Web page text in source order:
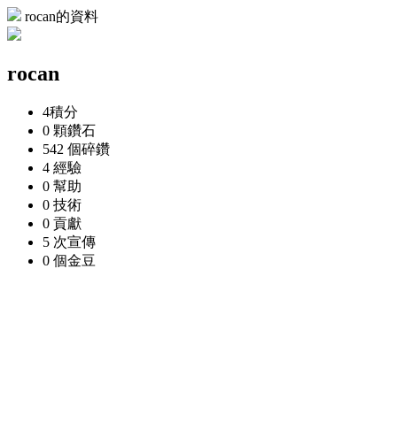
rocan的資料
rocan
4積分
0 顆鑽石
542 個碎鑽
4 經驗
0 幫助
0 技術
0 貢獻
5 次宣傳
0 個金豆